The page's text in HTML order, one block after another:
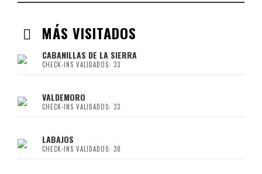
MÁS VISITADOS
CABANILLAS DE LA SIERRA
CHECK-INS VALIDADOS: 33
VALDEMORO
CHECK-INS VALIDADOS: 33
LABAJOS
CHECK-INS VALIDADOS: 30